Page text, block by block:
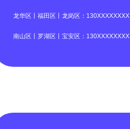
龙华区丨福田区丨龙岗区：130XXXXXXXX
南山区丨罗湖区丨宝安区：130XXXXXXXX